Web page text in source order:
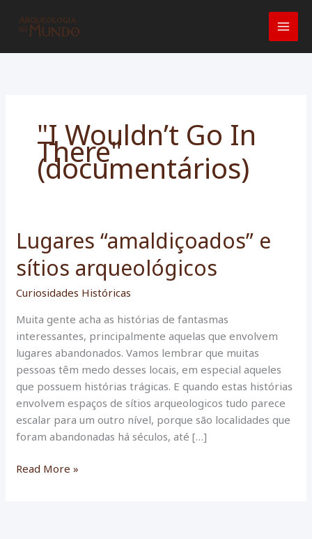
para
"I Wouldn’t Go In
There"
(documentários)
Lugares “amaldiçoados” e
sítios arqueológicos
Curiosidades Históricas
Muita gente acha as histórias de fantasmas
interessantes, principalmente aquelas que envolvem
lugares abandonados. Vamos lembrar que muitas
pessoas têm medo desses locais, em especial aqueles
que possuem histórias trágicas. E quando estas histórias
envolvem espaços de sítios arqueologicos tudo parece
escalar para um outro nível, porque são localidades que
foram abandonadas há séculos, até […]
Lugares
Read More »